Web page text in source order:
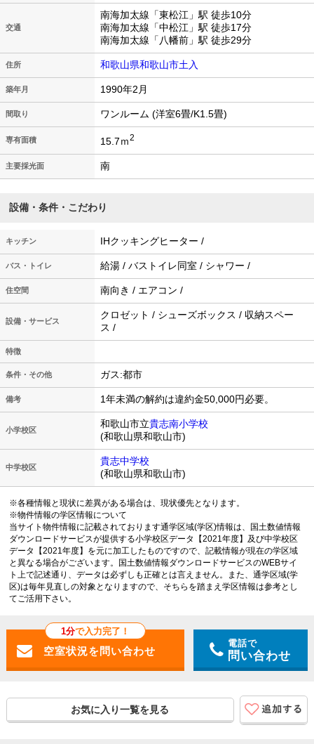
交通
南海加太線「東松江」駅 徒歩10分
南海加太線「中松江」駅 徒歩17分
南海加太線「八幡前」駅 徒歩29分
住所 和歌山県和歌山市土入
築年月 1990年2月
間取り ワンルーム (洋室6畳/K1.5畳)
専有面積 15.7ｍ2
主要採光面 南
設備・条件・こだわり
キッチン IHクッキングヒーター /
バス・トイレ 給湯 / バストイレ同室 / シャワー /
住空間 南向き / エアコン /
設備・サービス
クロゼット / シューズボックス / 収納スペー
ス /
特徴
条件・その他 ガス:都市
備考 1年未満の解約は違約金50,000円必要。
小学校区
和歌山市立貴志南小学校
(和歌山県和歌山市)
中学校区
貴志中学校
(和歌山県和歌山市)
※各種情報と現状に差異がある場合は、現状優先となります。
※物件情報の学区情報について
当サイト物件情報に記載されております通学区域(学区)情報は、国土数値情報
ダウンロードサービスが提供する小学校区データ【2021年度】及び中学校区
データ【2021年度】を元に加工したものですので、記載情報が現在の学区域
と異なる場合がございます。国土数値情報ダウンロードサービスのWEBサイ
ト上で記述通り、データは必ずしも正確とは言えません。また、通学区域(学
区)は毎年見直しの対象となりますので、そちらを踏まえ学区情報は参考とし
てご活用下さい。
1分で入力完了！
電話で
問い合わせ
お気に入り一覧を見る